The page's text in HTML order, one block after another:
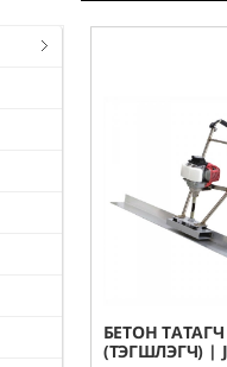
БЕТОН ТАТАГЧ
(ТЭГШЛЭГЧ) |